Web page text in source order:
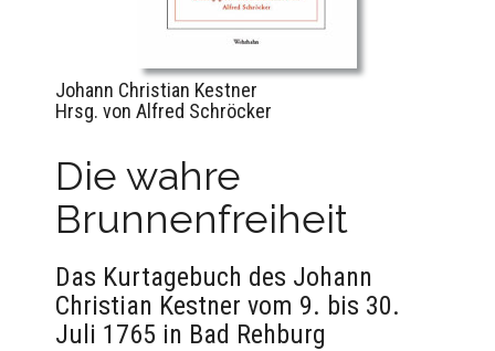
Johann Christian Kestner
Hrsg. von Alfred Schröcker
Die wahre
Brunnenfreiheit
Das Kurtagebuch des Johann
Christian Kestner vom 9. bis 30.
Juli 1765 in Bad Rehburg